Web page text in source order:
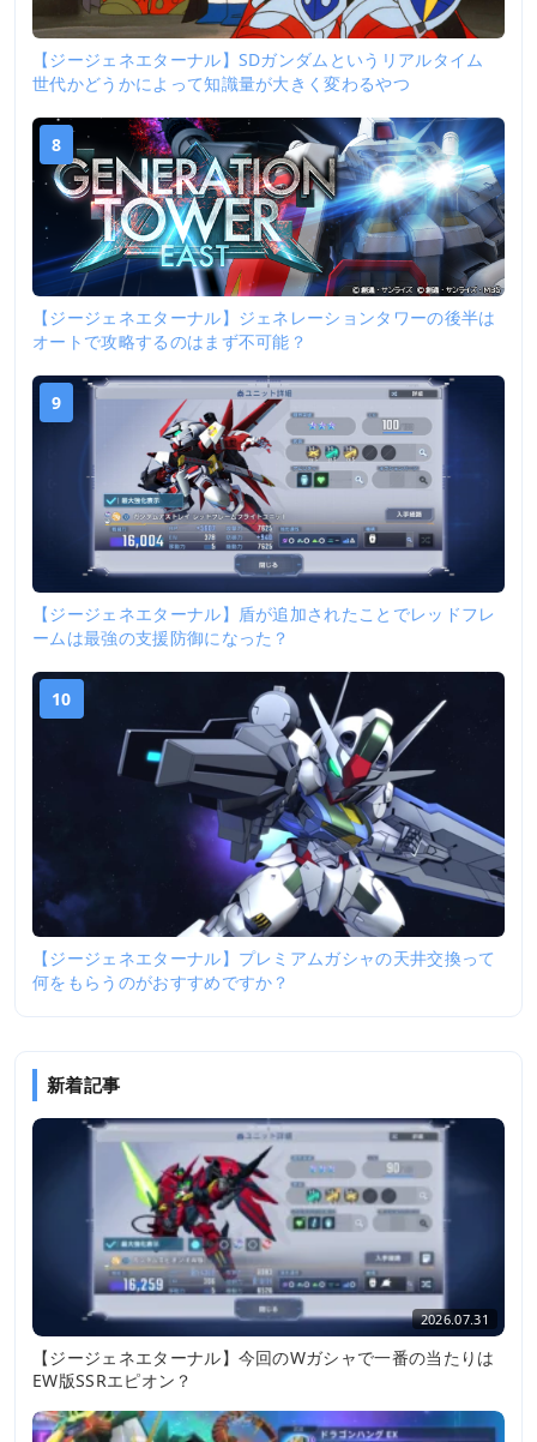
【ジージェネエターナル】SDガンダムというリアルタイム
世代かどうかによって知識量が大きく変わるやつ
8
【ジージェネエターナル】ジェネレーションタワーの後半は
オートで攻略するのはまず不可能？
9
【ジージェネエターナル】盾が追加されたことでレッドフレ
ームは最強の支援防御になった？
10
【ジージェネエターナル】プレミアムガシャの天井交換って
何をもらうのがおすすめですか？
新着記事
2026.07.31
【ジージェネエターナル】今回のWガシャで一番の当たりは
EW版SSRエピオン？